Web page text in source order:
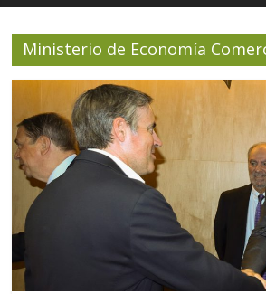
Ministerio de Economía